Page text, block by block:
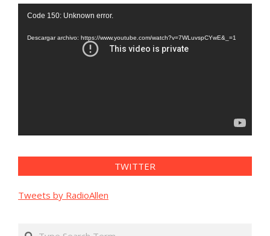
Reproductor
vídeo
Code 150: Unknown error.
Descargar archivo: https://www.youtube.com/watch?v=7WLuvspCYwE&_=1
TWITTER
Tweets by RadioAllen
Search